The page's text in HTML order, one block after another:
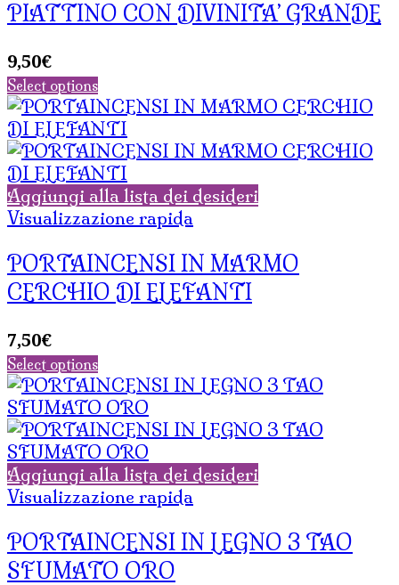
PIATTINO CON DIVINITA’ GRANDE
9,50€
Select options
Aggiungi alla lista dei desideri
Visualizzazione rapida
PORTAINCENSI IN MARMO
CERCHIO DI ELEFANTI
7,50€
Select options
Aggiungi alla lista dei desideri
Visualizzazione rapida
PORTAINCENSI IN LEGNO 3 TAO
SFUMATO ORO